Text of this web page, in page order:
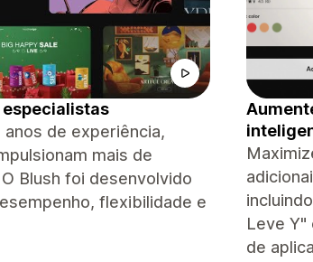
anos de experiência,
mais de
Blush foi desenvolvido
flexibilidade e
Leve Y"
de